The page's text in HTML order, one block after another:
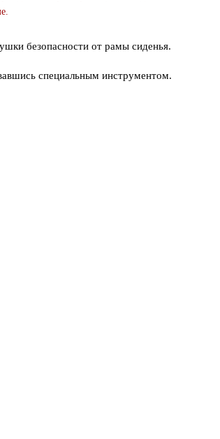
безопасности от рамы сиденья.
специальным инструментом.